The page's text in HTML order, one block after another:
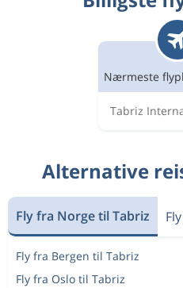
Nærmeste
Tabriz
Alternative
Fly fra Norge til Tabriz
Fly fra Bergen til Tabriz
Fly fra Oslo til Tabriz